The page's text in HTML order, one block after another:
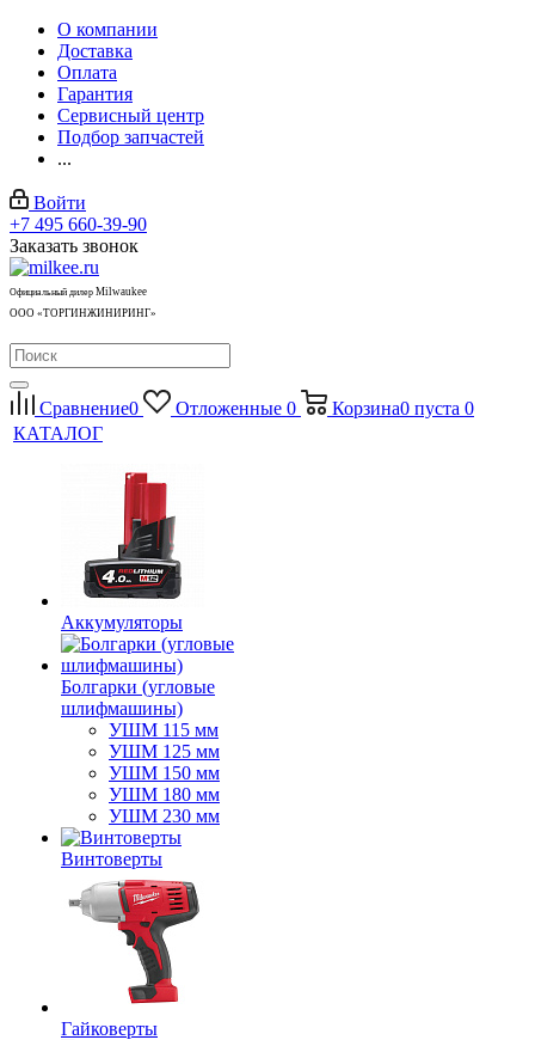
О компании
Доставка
Оплата
Гарантия
Сервисный центр
Подбор запчастей
...
Войти
+7 495 660-39-90
Заказать звонок
Официальный дилер Milwaukee
ООО «ТОРГИНЖИНИРИНГ»
Сравнение0 Отложенные 0 Корзина0 пуста 0
КАТАЛОГ
Аккумуляторы
Болгарки (угловые
шлифмашины)
УШМ 115 мм
УШМ 125 мм
УШМ 150 мм
УШМ 180 мм
УШМ 230 мм
Винтоверты
Гайковерты